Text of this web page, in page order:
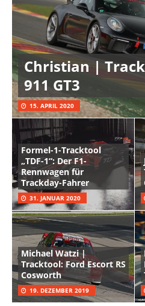
Christian |
911 GT3
15. APRIL 2020
Formel-1-Tracktool
„TDF-1“: Der F1-
Rennwagen für
Trackday-Fahrer
31. JANUAR 2020
Michael Watzi |
Tracktool: Ford Escort RS
Cosworth
19. DEZEMBER 2019